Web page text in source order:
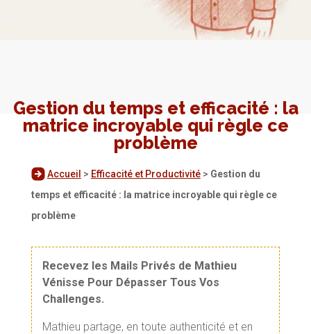
Gestion du temps et efficacité : la
matrice incroyable qui règle ce
problème
Accueil > Efficacité et Productivité> Gestion du
temps et efficacité : la matrice incroyable qui règle ce
problème
Recevez les Mails Privés de Mathieu
Vénisse Pour Dépasser Tous Vos
Challenges.
Mathieu partage, en toute authenticité et en